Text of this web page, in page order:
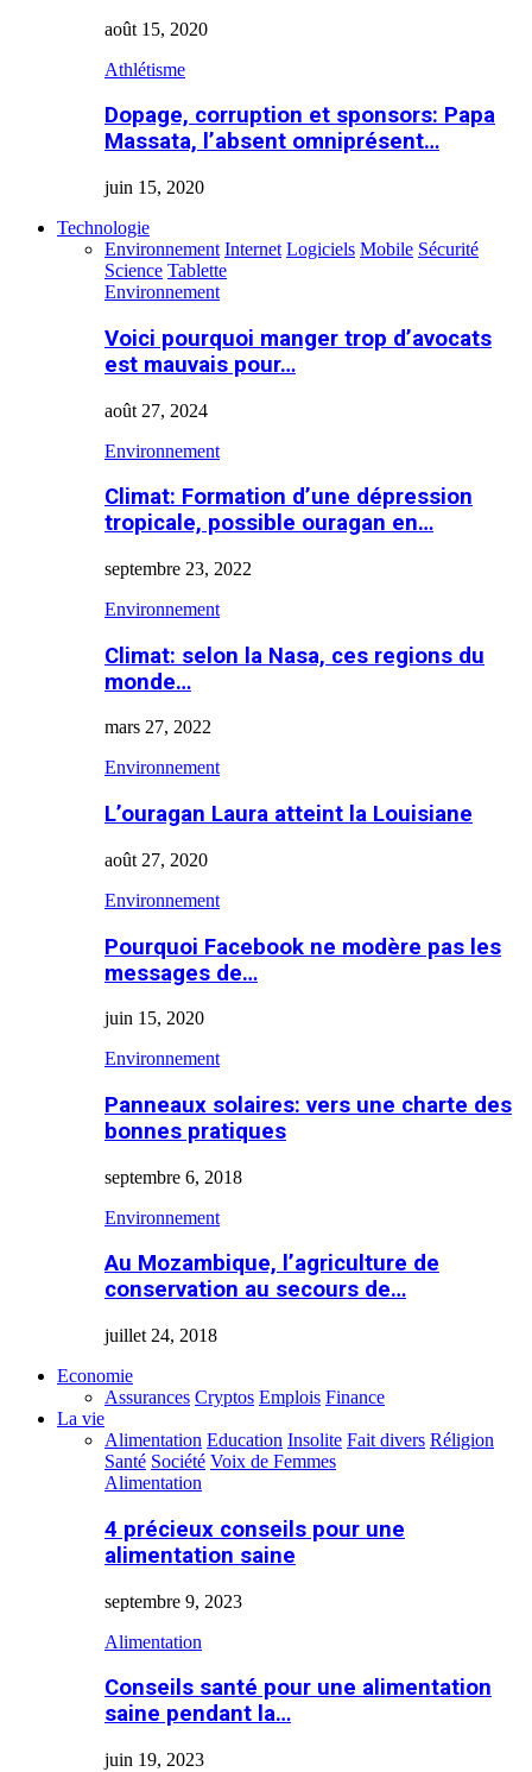
août 15, 2020
Athlétisme
Dopage, corruption et sponsors: Papa
Massata, l’absent omniprésent…
juin 15, 2020
Technologie
Environnement Internet Logiciels Mobile Sécurité
Science Tablette
Environnement
Voici pourquoi manger trop d’avocats
est mauvais pour…
août 27, 2024
Environnement
Climat: Formation d’une dépression
tropicale, possible ouragan en…
septembre 23, 2022
Environnement
Climat: selon la Nasa, ces regions du
monde…
mars 27, 2022
Environnement
L’ouragan Laura atteint la Louisiane
août 27, 2020
Environnement
Pourquoi Facebook ne modère pas les
messages de…
juin 15, 2020
Environnement
Panneaux solaires: vers une charte des
bonnes pratiques
septembre 6, 2018
Environnement
Au Mozambique, l’agriculture de
conservation au secours de…
juillet 24, 2018
Economie
Assurances Cryptos Emplois Finance
La vie
Alimentation Education Insolite Fait divers Réligion
Santé Société Voix de Femmes
Alimentation
4 précieux conseils pour une
alimentation saine
septembre 9, 2023
Alimentation
Conseils santé pour une alimentation
saine pendant la…
juin 19, 2023